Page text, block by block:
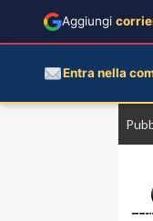
Aggiungi
Entra nella